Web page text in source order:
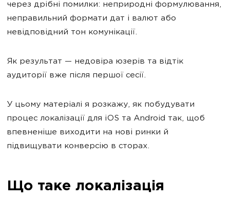
через дрібні помилки: неприродні формулювання,
неправильний формати дат і валют або
невідповідний тон комунікації.
Як результат — недовіра юзерів та відтік
аудиторії вже після першої сесії.
У цьому матеріалі я розкажу, як побудувати
процес локалізації для iOS та Android так, щоб
впевненіше виходити на нові ринки й
підвищувати конверсію в сторах.
Що таке локалізація